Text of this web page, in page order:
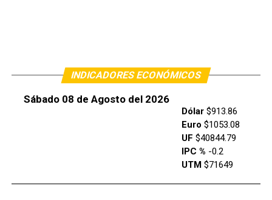
INDICADORES ECONÓMICOS
Sábado 08 de Agosto del 2026
Dólar$913.86
Euro $1053.08
UF $40844.79
IPC % -0.2
UTM $71649